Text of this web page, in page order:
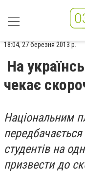
18:04, 27 березня 2013 р.
На
чекає
Національним
передбачається
студентів на
призвести до